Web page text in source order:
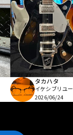
タカハタ
イケシブリユ
2026/06/24